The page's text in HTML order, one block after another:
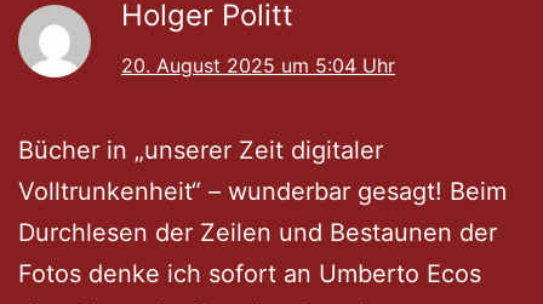
Holger Politt
20. August 2025 um 5:04 Uhr
Bücher in „unserer Zeit digitaler
Volltrunkenheit“ – wunderbar gesagt! Beim
Durchlesen der Zeilen und Bestaunen der
Fotos denke ich sofort an Umberto Ecos